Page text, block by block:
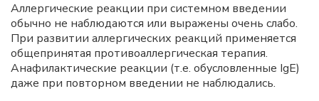
Аллергические реакции при системном введении
обычно не наблюдаются или выражены очень слабо.
При развитии аллергических реакций применяется
общепринятая противоаллергическая терапия.
Анафилактические реакции (т.е. обусловленные IgE)
даже при повторном введении не наблюдались.